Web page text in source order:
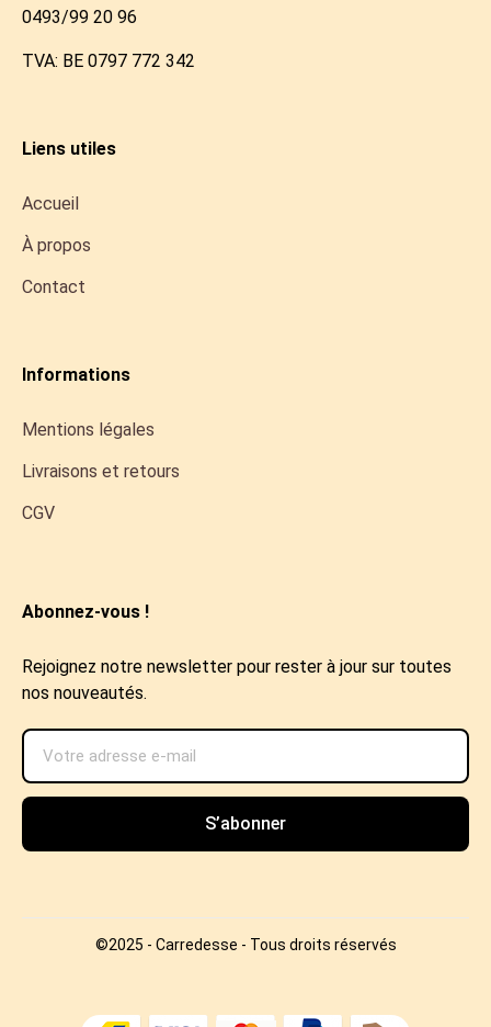
0493/99 20 96
TVA: BE 0797 772 342
Liens utiles
Accueil
À propos
Contact
Informations
Mentions légales
Livraisons et retours
CGV
Abonnez-vous !
Rejoignez notre newsletter pour rester à jour sur toutes
nos nouveautés.
S’abonner
©2025 - Carredesse - Tous droits réservés